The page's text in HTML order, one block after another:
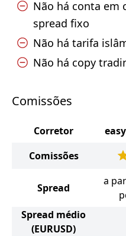
Não há conta em
spread fixo
Não há tarifa
Não há copy
Comissões
Corretor
Comissões
Spread
a
Spread médio
(EURUSD)